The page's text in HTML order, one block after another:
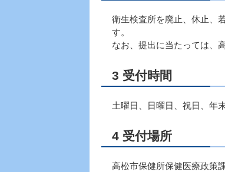
衛生検査所を廃止、休止、
す。
なお、提出に当たっては、
3 受付時間
土曜日、日曜日、祝日、年
4 受付場所
高松市保健所保健医療政策